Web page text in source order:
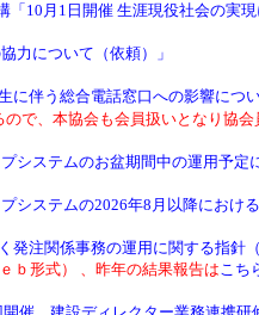
「10月1日開催 生涯現役社会の実
力について（依頼）」
に伴う総合電話窓口への影響につ
で、本協会も会員扱いとなり協
システムのお盆期間中の運用予定
システムの2026年8月以降におけ
発注関係事務の運用に関する指
ｅｂ形式） 、昨年の結果報告はこち